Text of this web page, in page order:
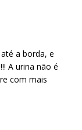
a borda, e
A urina não é
com mais